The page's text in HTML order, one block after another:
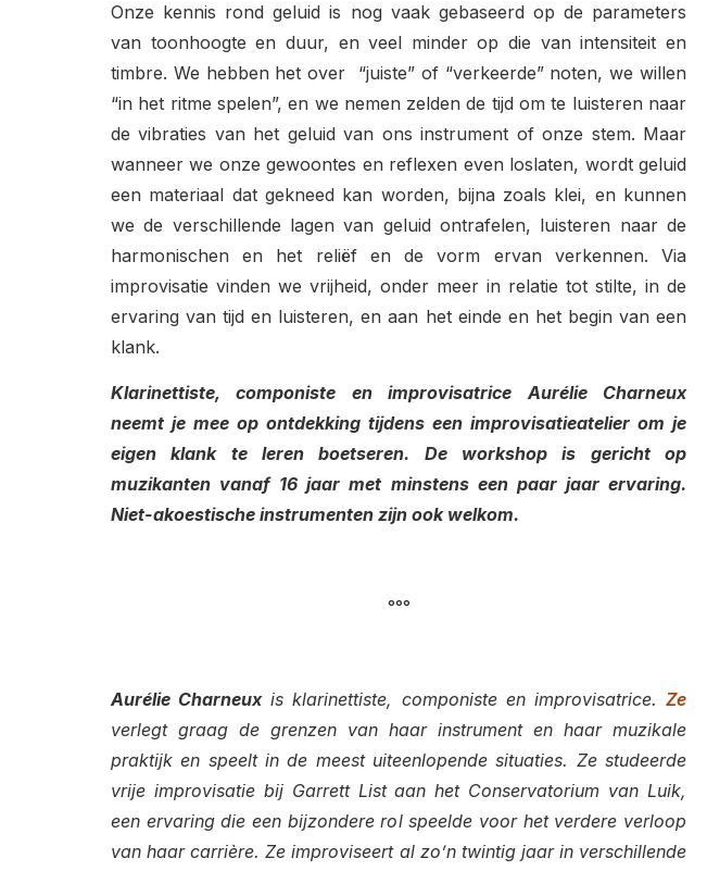
Onze kennis rond geluid is nog vaak gebaseerd op de parameters
van toonhoogte en duur, en veel minder op die van intensiteit en
timbre. We hebben het over “juiste” of “verkeerde” noten, we willen
“in het ritme spelen”, en we nemen zelden de tijd om te luisteren naar
de vibraties van het geluid van ons instrument of onze stem. Maar
wanneer we onze gewoontes en reflexen even loslaten, wordt geluid
een materiaal dat gekneed kan worden, bijna zoals klei, en kunnen
we de verschillende lagen van geluid ontrafelen, luisteren naar de
harmonischen en het reliëf en de vorm ervan verkennen. Via
improvisatie vinden we vrijheid, onder meer in relatie tot stilte, in de
ervaring van tijd en luisteren, en aan het einde en het begin van een
klank.
Klarinettiste, componiste en improvisatrice Aurélie Charneux
neemt je mee op ontdekking tijdens een improvisatieatelier om je
eigen klank te leren boetseren. De workshop is gericht op
muzikanten vanaf 16 jaar met minstens een paar jaar ervaring.
Niet-akoestische instrumenten zijn ook welkom.
°°°
Aurélie Charneuxis klarinettiste, componiste en improvisatrice.Ze
verlegt graag de grenzen van haar instrument en haar muzikale
praktijk en speelt in de meest uiteenlopende situaties. Ze studeerde
vrije improvisatie bij Garrett List aan het Conservatorium van Luik,
een ervaring die een bijzondere rol speelde voor het verdere verloop
van haar carrière. Ze improviseert al zo’n twintig jaar in verschillende